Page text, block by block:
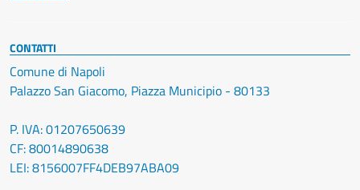
CONTATTI
Comune di Napoli
Palazzo San Giacomo, Piazza Municipio - 80133
P. IVA: 01207650639
CF: 80014890638
LEI: 8156007FF4DEB97ABA09